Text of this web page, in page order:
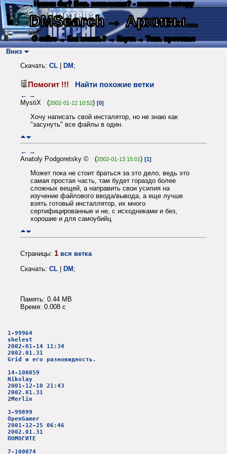
Нашли баг? Есть пожелания? - напишите автору
DMSearch→ Архивы...
О сайте → Как искать? → Карта → Текс. протокол
Вниз
Скачать: CL DM ;
Помогит !!! Найти похожие ветки
← →
MystiX (2002-01-12 10:52) [0]
Хочу написать свой инсталятор, но не знаю как
"засунуть" все файлы в один.
← →
Anatoly Podgoretsky © (2002-01-13 15:01) [1]
Может пока не стоит браться за это дело, ведь это
самая простая часть, там будет гораздо более
сложных вещей, а направить свои усилия на
изучение файлового ввода/вывода, а еще лучше
взять готовый инсталлятор, их много
сертифицированные и не, с исходниками и без,
хорошие и для самоубийц.
Страницы: 1 вся ветка
Скачать: CL DM ;
Память: 0.44 MB
Время: 0.008 c
1-99964
shelest
2002-01-14 11:34
2002.01.31
Grid и его разновидность.
14-100059
Nikolay
2001-12-10 21:43
2002.01.31
2Merlin
3-99899
OpenGamer
2001-12-25 06:46
2002.01.31
ПОМОГИТЕ
7-100074